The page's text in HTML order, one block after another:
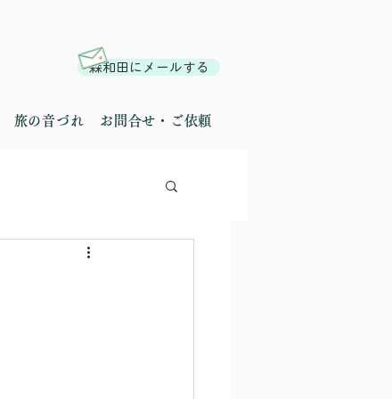
森和田にメールする
旅の音づれ お問合せ・ご依頼